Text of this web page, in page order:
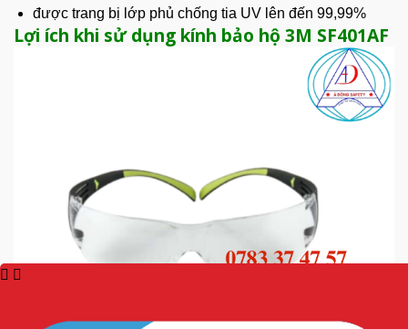
được trang bị lớp phủ chống tia UV lên đến 99,99%
Lợi ích khi sử dụng kính bảo hộ 3M SF401AF